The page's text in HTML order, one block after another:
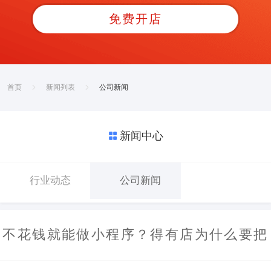
免费开店
首页 新闻列表 公司新闻
新闻中心
行业动态 公司新闻
不花钱就能做小程序？得有店为什么要把